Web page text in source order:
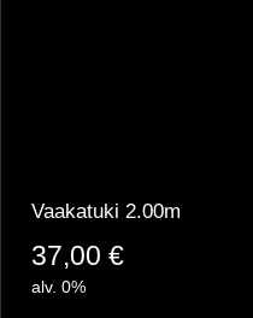
Vaakatuki 2.00m
37,00 €
alv. 0%